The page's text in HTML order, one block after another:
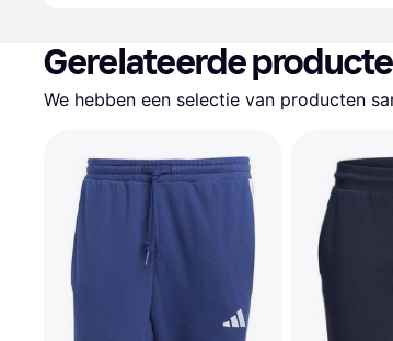
Gerelateerde
We hebben een selectie van producten